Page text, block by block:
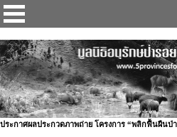
ประกาศผลประกวดภาพถ่าย โครงการ “พลิกฟื้นผืนป่